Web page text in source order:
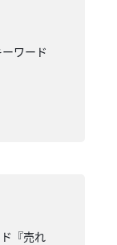
ワード
『売れ